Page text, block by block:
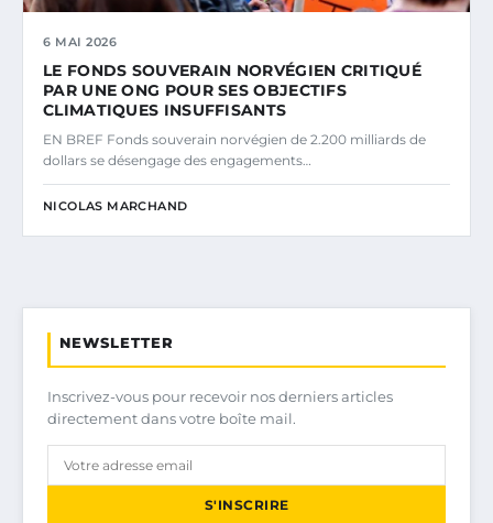
6 MAI 2026
LE FONDS SOUVERAIN NORVÉGIEN CRITIQUÉ
PAR UNE ONG POUR SES OBJECTIFS
CLIMATIQUES INSUFFISANTS
EN BREF Fonds souverain norvégien de 2.200 milliards de
dollars se désengage des engagements…
NICOLAS MARCHAND
NEWSLETTER
Inscrivez-vous pour recevoir nos derniers articles
directement dans votre boîte mail.
S'INSCRIRE